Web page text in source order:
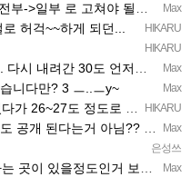
Max
부 로 고쳐야 될듯 ㅡ..ㅡy~
HIKARU
허걱~~하게 되던...
HIKARU
Max
온도에 적응되면 고대로 다시 더움..
Max
니다만? 3 ㅡ..ㅡy~
HIKARU
도 정도로 내려감...─ ─)a
Max
개 된다는거 아님?? ㅡㅡa
은성쓰
Max
어마한 게임은 맞는듯 ㅡ..ㅡ... 여태까지 …